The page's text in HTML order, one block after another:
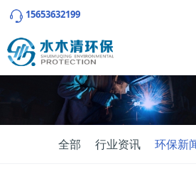
15653632199
全部 行业资讯 环保新